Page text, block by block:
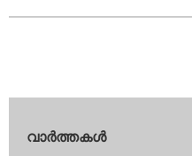
വാര്‍ത്തകള്‍